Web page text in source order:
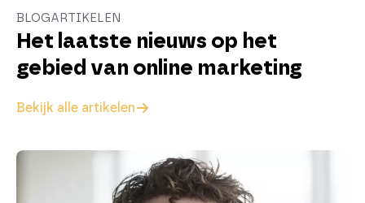
BLOGARTIKELEN
Het laatste nieuws op het
gebied van online marketing
Bekijk alle artikelen